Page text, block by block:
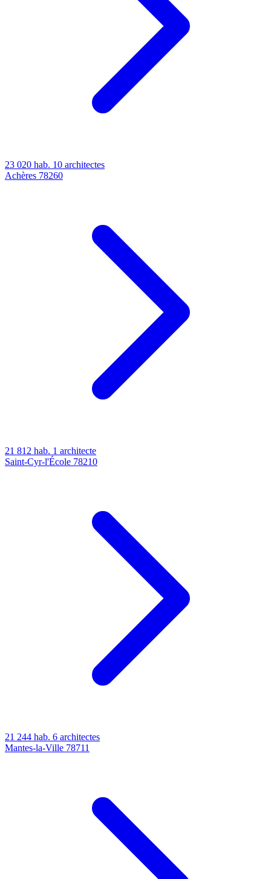
23 020 hab. 10 architectes
Achères 78260
21 812 hab. 1 architecte
Saint-Cyr-l'École 78210
21 244 hab. 6 architectes
Mantes-la-Ville 78711